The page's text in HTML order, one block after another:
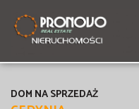
DOM NA SPRZEDAŻ